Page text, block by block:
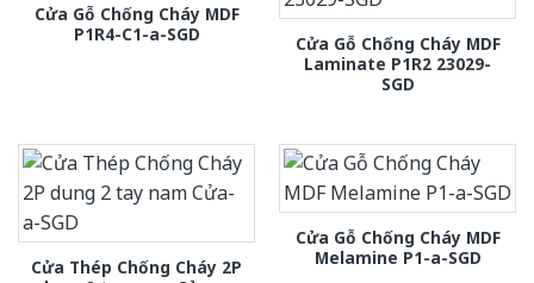
Cửa Gỗ Chống Cháy MDF
P1R4-C1-a-SGD
Cửa Gỗ Chống Cháy MDF
Laminate P1R2 23029-
SGD
Cửa Thép Chống Cháy 2P
Cửa Gỗ Chống Cháy MDF
Melamine P1-a-SGD